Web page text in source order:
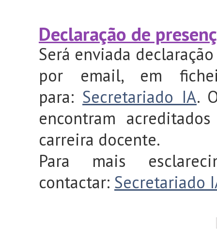
Declaração de
Será enviada
por email, em
para: Secretariado IA.
encontram
carreira docente.
Para mais
contactar: Secretariado